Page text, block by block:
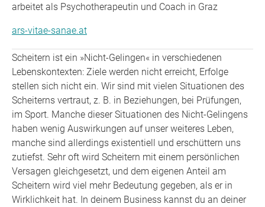
arbeitet als Psychotherapeutin und Coach in Graz
ars-vitae-sanae.at
Scheitern ist ein »Nicht-Gelingen« in verschiedenen
Lebenskontexten: Ziele werden nicht erreicht, Erfolge
stellen sich nicht ein. Wir sind mit vielen Situationen des
Scheiterns vertraut, z. B. in Beziehungen, bei Prüfungen,
im Sport. Manche dieser Situationen des Nicht-Gelingens
haben wenig Auswirkungen auf unser weiteres Leben,
manche sind allerdings existentiell und erschüttern uns
zutiefst. Sehr oft wird Scheitern mit einem persönlichen
Versagen gleichgesetzt, und dem eigenen Anteil am
Scheitern wird viel mehr Bedeutung gegeben, als er in
Wirklichkeit hat. In deinem Business kannst du an deiner